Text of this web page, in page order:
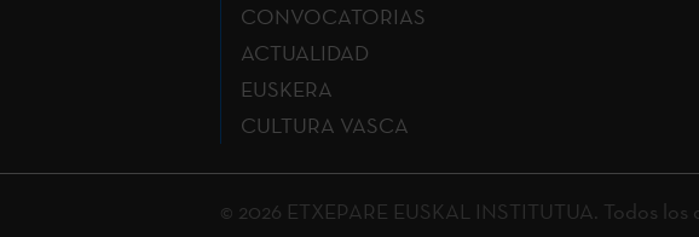
CONVOCATORIAS
ACTUALIDAD
EUSKERA
CULTURA VASCA
© 2026 ETXEPARE EUSKAL INSTITUTUA. Todos los